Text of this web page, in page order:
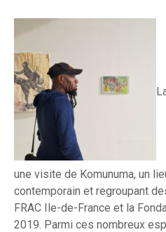
une visite de Komunuma, un
contemporain et regroupant
FRAC Ile-de-France et la
2019. Parmi ces nombreux